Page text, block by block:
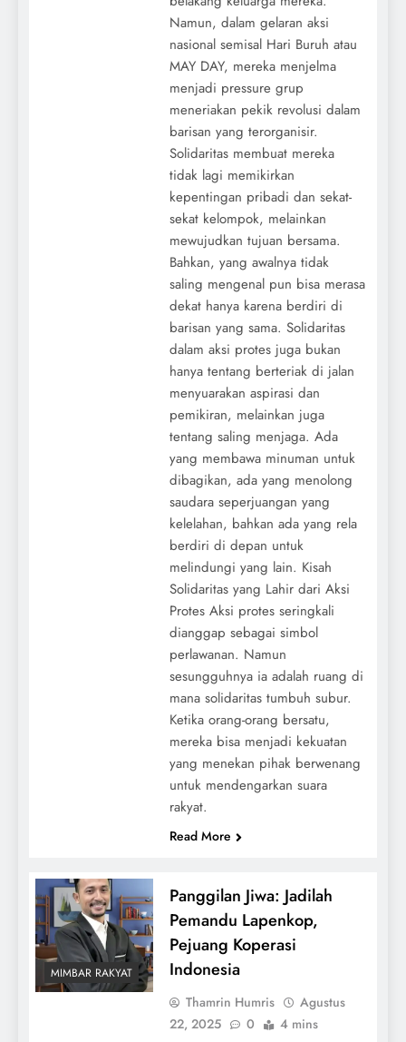
Namun, dalam gelaran aksi
nasional semisal Hari Buruh atau
MAY DAY, mereka menjelma
menjadi pressure grup
meneriakan pekik revolusi dalam
barisan yang terorganisir.
Solidaritas membuat mereka
tidak lagi memikirkan
kepentingan pribadi dan sekat-
sekat kelompok, melainkan
mewujudkan tujuan bersama.
Bahkan, yang awalnya tidak
saling mengenal pun bisa merasa
dekat hanya karena berdiri di
barisan yang sama. Solidaritas
dalam aksi protes juga bukan
hanya tentang berteriak di jalan
menyuarakan aspirasi dan
pemikiran, melainkan juga
tentang saling menjaga. Ada
yang membawa minuman untuk
dibagikan, ada yang menolong
saudara seperjuangan yang
kelelahan, bahkan ada yang rela
berdiri di depan untuk
melindungi yang lain. Kisah
Solidaritas yang Lahir dari Aksi
Protes Aksi protes seringkali
dianggap sebagai simbol
perlawanan. Namun
sesungguhnya ia adalah ruang di
mana solidaritas tumbuh subur.
Ketika orang-orang bersatu,
mereka bisa menjadi kekuatan
yang menekan pihak berwenang
untuk mendengarkan suara
rakyat.
Read More
MIMBAR RAKYAT
Panggilan Jiwa: Jadilah
Pemandu Lapenkop,
Pejuang Koperasi
Indonesia
Thamrin Humris
Agustus
22, 2025
0 4 mins